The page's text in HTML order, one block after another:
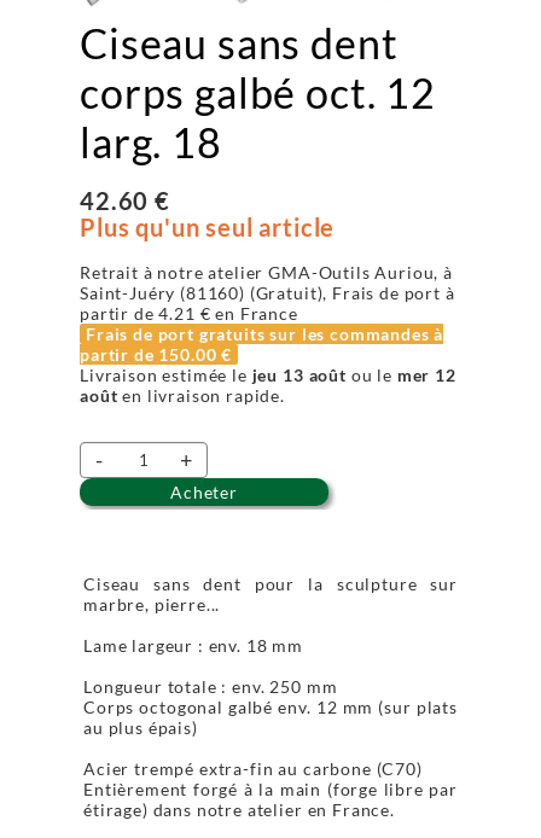
Ciseau sans dent
corps galbé oct. 12
larg. 18
42.60 €
Plus qu'un seul article
Retrait à notre atelier GMA-Outils Auriou, à
Saint-Juéry (81160) (Gratuit), Frais de port à
partir de4.21 € en France
Frais de port gratuits sur les commandes à
partir de 150.00 €
Livraison estimée le jeu 13 août ou le mer 12
août en livraison rapide.
- +
Acheter
Ciseau sans dent pour la sculpture sur
marbre, pierre...
Lame largeur : env. 18 mm
Longueur totale : env. 250 mm
Corps octogonal galbé env. 12 mm (sur plats
au plus épais)
Acier trempé extra-fin au carbone (C70)
Entièrement forgé à la main (forge libre par
étirage) dans notre atelier en France.